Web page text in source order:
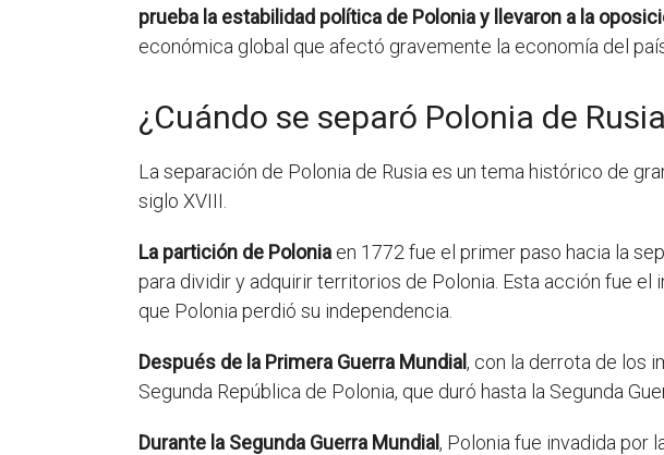
prueba la estabilidad política de Polonia y llevaron a la
económica global que afectó gravemente la economía del
¿Cuándo se separó Polonia de
La separación de Polonia de Rusia es un tema histórico de
siglo XVIII.
La partición de Polonia en 1772 fue el primer paso hacia la
para dividir y adquirir territorios de Polonia. Esta acción fue
que Polonia perdió su independencia.
Después de la Primera Guerra Mundial, con la derrota de los
Segunda República de Polonia, que duró hasta la Segunda
Durante la Segunda Guerra Mundial, Polonia fue invadida por